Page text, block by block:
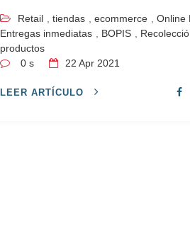
Retail tiendas ecommerce Online
Entregas inmediatas
BOPIS
productos
0 s
22 Apr 2021
LEER ARTÍCULO